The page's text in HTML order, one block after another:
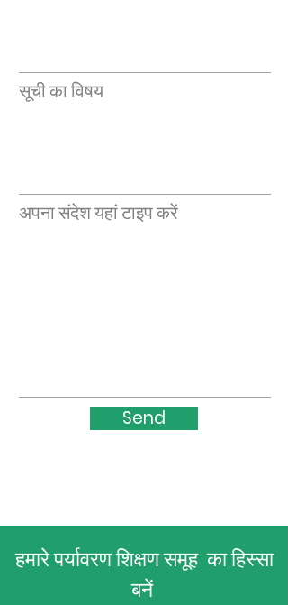
सूची का विषय
अपना संदेश यहां टाइप करें
Send
हमारे पर्यावरण शिक्षण समूह का हिस्सा
बनें